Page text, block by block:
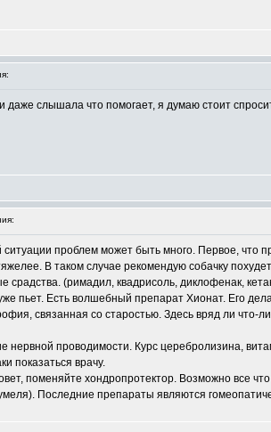
даже слышала что помогает, я думаю стоит
проблем может быть много. Первое, что
В таком случае рекомендую собачку
срадства. (римадил, квадрисоль, диклофенак,
пьет. Есть волшебный препарат Хионат. Его
связанная со старостью. Здесь вряд ли что-
проводимости. Курс церебролизина,
показаться врачу.
поменяйте хондропротектор. Возможно все
Последние препараты являются